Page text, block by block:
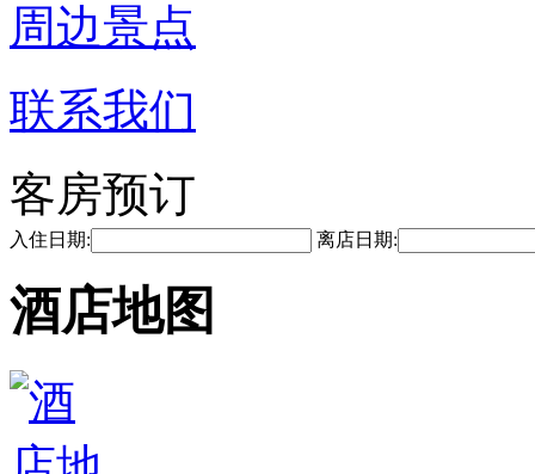
周边景点
联系我们
客房预订
入住日期: 离店日期:
酒店地图